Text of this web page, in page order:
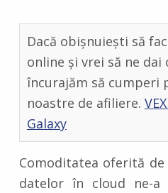
T
S
0
Dacă obișnuiești să
online și vrei să ne
încurajăm să cumperi
noastre de afiliere.
Galaxy
Comoditatea oferită
datelor în cloud ne-